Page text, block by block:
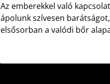
Az emberekkel való
ápolunk szívesen
elsősorban a valódi bőr